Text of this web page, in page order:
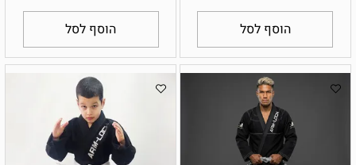
הוסף לסל הוסף לסל